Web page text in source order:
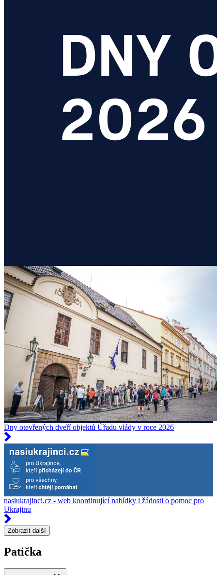
Dny otevřených dveří objektů Úřadu vlády v roce 2026
nasiukrajinci.cz - web koordinující nabídky i žádosti o pomoc pro
Ukrajinu
Zobrazit další
Patička